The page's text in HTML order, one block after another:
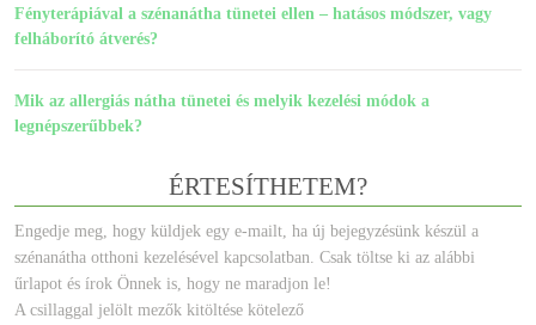
Fényterápiával a szénanátha tünetei ellen – hatásos módszer, vagy
felháborító átverés?
Mik az allergiás nátha tünetei és melyik kezelési módok a
legnépszerűbbek?
ÉRTESÍTHETEM?
Engedje meg, hogy küldjek egy e-mailt, ha új bejegyzésünk készül a
szénanátha otthoni kezelésével kapcsolatban. Csak töltse ki az alábbi
űrlapot és írok Önnek is, hogy ne maradjon le!
A csillaggal jelölt mezők kitöltése kötelező